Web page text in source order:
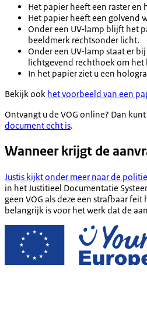
Het papier heeft een raster en
Het papier heeft een golvend
Onder een UV-lamp blijft het
beeldmerk rechtsonder licht.
Onder een UV-lamp staat er bij
lichtgevend rechthoek om het
In het papier ziet u een
Bekijk ook het voorbeeld van een
Ontvangt u de VOG online? Dan kunt
document echt is.
Wanneer krijgt de
Justis kijkt onder meer naar de
in het Justitieel Documentatie
geen VOG als deze een strafbaar
belangrijk is voor het werk dat de